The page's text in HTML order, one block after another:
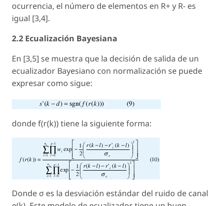
ocurrencia, el número de elementos en R+ y R- es
igual [3,4].
2.2 Ecualización Bayesiana
En [3,5] se muestra que la decisión de salida de un
ecualizador Bayesiano con normalización se puede
expresar como sigue:
dondef(r(k)) tiene la siguiente forma:
Donde σ es la desviación estándar del ruido de canal